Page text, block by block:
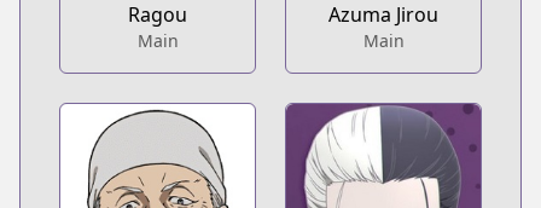
Azuma Jirou
Main
Ragou
Main